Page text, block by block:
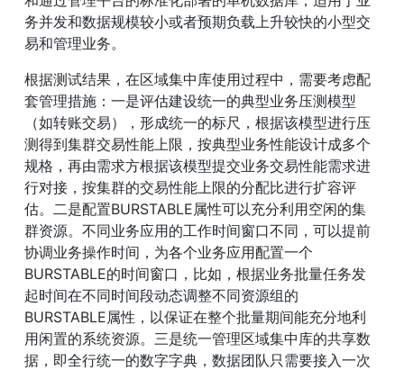
务并发和数据规模较小或者预期负载上升较快的小型交
易和管理业务。
根据测试结果，在区域集中库使用过程中，需要考虑配
套管理措施：一是评估建设统一的典型业务压测模型
（如转账交易），形成统一的标尺，根据该模型进行压
测得到集群交易性能上限，按典型业务性能设计成多个
规格，再由需求方根据该模型提交业务交易性能需求进
行对接，按集群的交易性能上限的分配比进行扩容评
估。二是配置BURSTABLE属性可以充分利用空闲的集
群资源。不同业务应用的工作时间窗口不同，可以提前
协调业务操作时间，为各个业务应用配置一个
BURSTABLE的时间窗口，比如，根据业务批量任务发
起时间在不同时间段动态调整不同资源组的
BURSTABLE属性，以保证在整个批量期间能充分地利
用闲置的系统资源。三是统一管理区域集中库的共享数
据，即全行统一的数字字典，数据团队只需要接入一次